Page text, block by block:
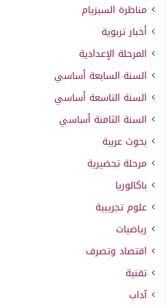
مناظرة السيزيام
أخبار تربوية
المرحلة الإعدادية
السنة السابعة أساسي
السنة التاسعة أساسي
السنة الثامنة أساسي
بحوث عربية
مرحلة تحضيرية
باكالوريا
علوم تجريبية
رياضيات
اقتصاد وتصرف
تقنية
آداب